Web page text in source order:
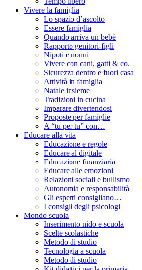
Vivere la famiglia
Lo spazio d’ascolto
Essere famiglia
Quando arriva un bebè
Rapporto genitori-figli
Nipoti e nonni
Vivere con cani, gatti & co.
Sicurezza dentro e fuori casa
Attività in famiglia
Natale insieme
Tradizioni in cucina
Imparare divertendosi
Proposte per famiglie
A “tu per tu” con…
Educare alla vita
Educazione e regole
Educare al digitale
Educazione finanziaria
Educare alle emozioni
Relazioni sociali e bullismo
Autonomia e responsabilità
Gli esperti consigliano…
I consigli degli psicologi
Mondo scuola
Inserimento nido e scuola
Scelte scolastiche
Metodo di studio
Tecnologia a scuola
Metodo di studio